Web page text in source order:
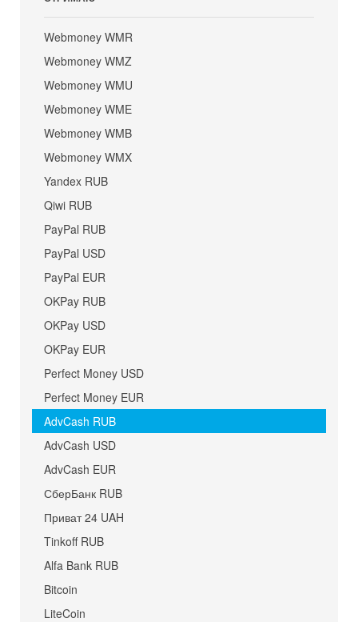
Webmoney WMR
Webmoney WMZ
Webmoney WMU
Webmoney WME
Webmoney WMB
Webmoney WMX
Yandex RUB
Qiwi RUB
PayPal RUB
PayPal USD
PayPal EUR
OKPay RUB
OKPay USD
OKPay EUR
Perfect Money USD
Perfect Money EUR
AdvCash RUB
AdvCash USD
AdvCash EUR
СберБанк RUB
Приват 24 UAH
Tinkoff RUB
Alfa Bank RUB
Bitcoin
LiteCoin